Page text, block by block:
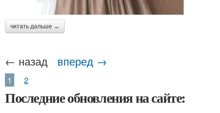
читать дальше →
← назад вперед →
1 2
Последние обновления на сайте: